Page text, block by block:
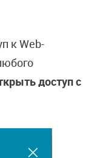
к Web-
доступ с